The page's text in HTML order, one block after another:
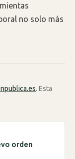
no solo más
. Esta
orden